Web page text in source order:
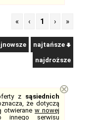
« ‹ 1 › »
najtańsze
najdroższe
z sąsiednich
że dotyczą
otwierane w nowej
innego serwisu
⊗